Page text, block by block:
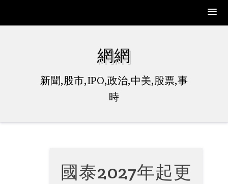
網網
新聞,股市,IPO,政治,中美,股票,事
時
國泰2027年起更